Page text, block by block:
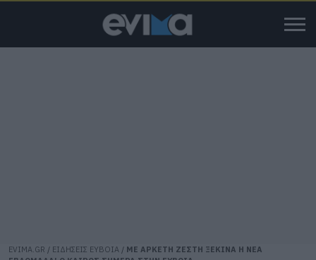
EVIMA.GR / ΕΙΔΗΣΕΙΣ ΕΥΒΟΙΑ / ΜΕ ΑΡΚΕΤΗ ΖΕΣΤΗ ΞΕΚΙΝΑ Η ΝΕΑ